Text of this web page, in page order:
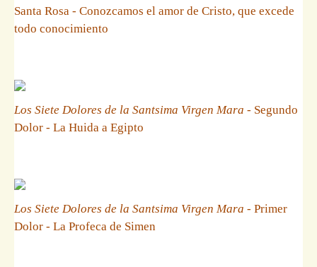
Santa Rosa - Conozcamos el amor de Cristo, que excede
todo conocimiento
Los Siete Dolores de la Santsima Virgen Mara - Segundo
Dolor - La Huida a Egipto
Los Siete Dolores de la Santsima Virgen Mara - Primer
Dolor - La Profeca de Simen